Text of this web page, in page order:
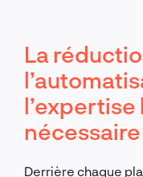
La
Derrière chaque